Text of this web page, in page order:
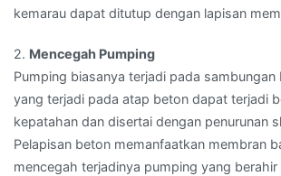
kemarau dapat ditutup dengan lapisan
2. Mencegah Pumping
Pumping biasanya terjadi pada sambungan
yang terjadi pada atap beton dapat terjadi
kepatahan dan disertai dengan penurunan
Pelapisan beton memanfaatkan membran
mencegah terjadinya pumping yang